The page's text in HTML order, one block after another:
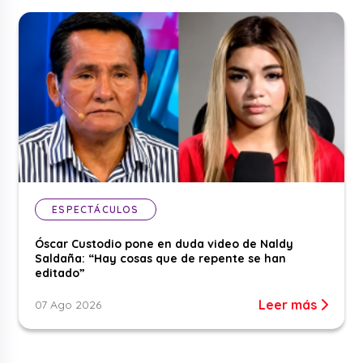
ESPECTÁCULOS
Óscar Custodio pone en duda video de Naldy
Saldaña: “Hay cosas que de repente se han
editado”
07 Ago 2026 Leer más